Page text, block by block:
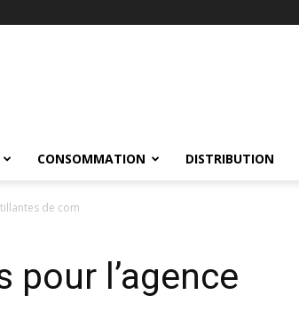
CONSOMMATION DISTRIBUTION
de com
pour l’agence